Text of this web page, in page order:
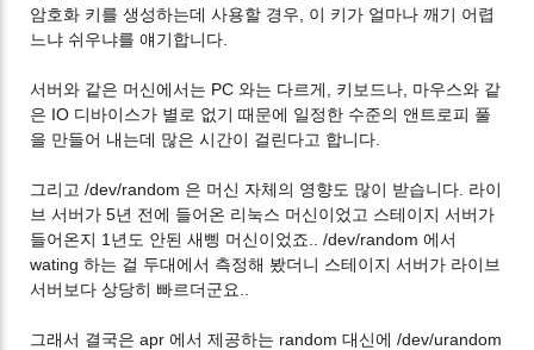
암호화 키를 생성하는데 사용할 경우, 이 키가 얼마나 깨기 어렵
느냐 쉬우냐를 얘기합니다.
서버와 같은 머신에서는 PC 와는 다르게, 키보드나, 마우스와 같
은 IO 디바이스가 별로 없기 때문에 일정한 수준의 앤트로피 풀
을 만들어 내는데 많은 시간이 걸린다고 합니다.
그리고 /dev/random 은 머신 자체의 영향도 많이 받습니다. 라이
브 서버가 5년 전에 들어온 리눅스 머신이었고 스테이지 서버가
들어온지 1년도 안된 새삥 머신이었죠.. /dev/random 에서
wating 하는 걸 두대에서 측정해 봤더니 스테이지 서버가 라이브
서버보다 상당히 빠르더군요..
그래서 결국은 apr 에서 제공하는 random 대신에 /dev/urandom